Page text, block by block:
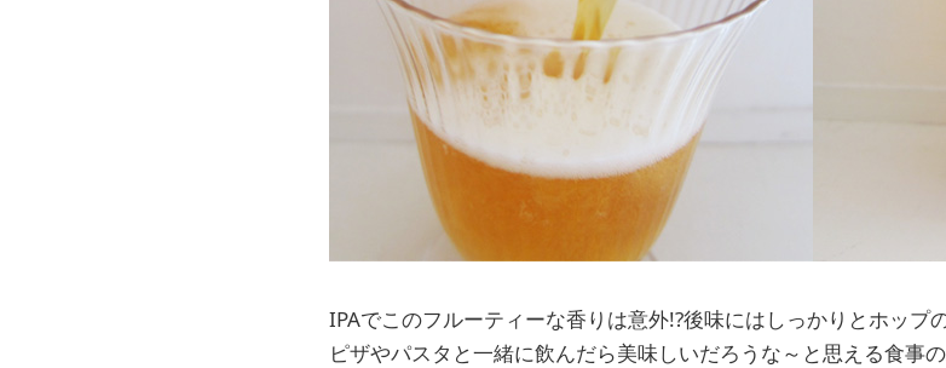
IPAでこのフルーティーな香りは意外!?後味にはしっかりとホップ
ピザやパスタと一緒に飲んだら美味しいだろうな～と思える食事